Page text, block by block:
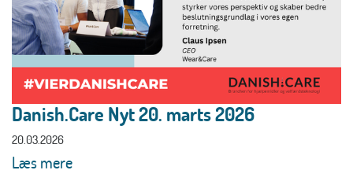
Danish.Care Nyt 20. marts 2026
20.03.2026
Læs mere